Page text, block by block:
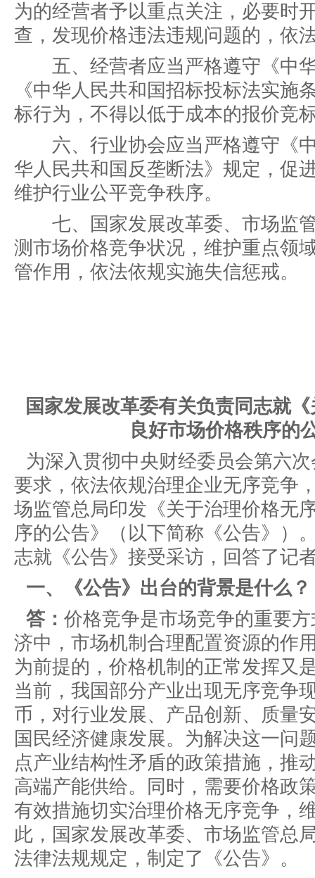
为的经营者予以重点关注，必要时
查，发现价格违法违规问题的，依
五、经营者应当严格遵守《中华
《中华人民共和国招标投标法实施
标行为，不得以低于成本的报价竞
六、行业协会应当严格遵守《中
华人民共和国反垄断法》规定，促
维护行业公平竞争秩序。
七、国家发展改革委、市场监管
测市场价格竞争状况，维护重点领
管作用，依法依规实施失信惩戒。
国家发展改革委有关负责同志就
良好市场价格秩序的
为深入贯彻中央财经委员会第六
要求，依法依规治理企业无序竞争
场监管总局印发《关于治理价格无
序的公告》（以下简称《公告》）
志就《公告》接受采访，回答了记
一、《公告》出台的背景是什么？
答： 价格竞争是市场竞争的重要
济中，市场机制合理配置资源的作
为前提的，价格机制的正常发挥又
当前，我国部分产业出现无序竞争
币，对行业发展、产品创新、质量
国民经济健康发展。为解决这一问
点产业结构性矛盾的政策措施，推
高端产能供给。同时，需要价格政
有效措施切实治理价格无序竞争，
此，国家发展改革委、市场监管总
法律法规规定，制定了《公告》。